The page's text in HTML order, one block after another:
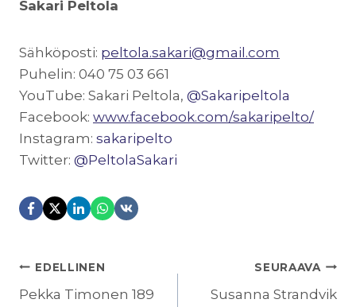
Sakari Peltola
Sähköposti: peltola.sakari@gmail.com
Puhelin: 040 75 03 661
YouTube: Sakari Peltola, @Sakaripeltola
Facebook: www.facebook.com/sakaripelto/
Instagram: sakaripelto
Twitter: @PeltolaSakari
ARTIKKELIEN
SELAUS
EDELLINEN
Pekka Timonen 189
SEURAAVA
Susanna Strandvik